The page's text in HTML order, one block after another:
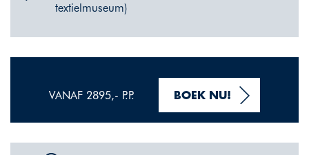
textielmuseum)
VANAF 2895,- P.P. BOEK NU!